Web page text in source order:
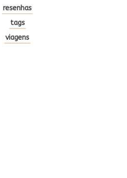
resenhas
tags
viagens